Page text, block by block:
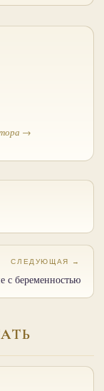
→
СЛЕДУЮЩАЯ →
с беременностью